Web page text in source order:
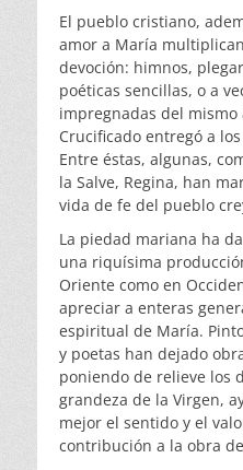
El pueblo cristiano,
amor a María
devoción: himnos,
poéticas sencillas, o a
impregnadas del
Crucificado entregó a
Entre éstas, algunas,
la Salve, Regina, han
vida de fe del pueblo
La piedad mariana ha
una riquísima
Oriente como en
apreciar a enteras
espiritual de María.
y poetas han dejado
poniendo de relieve los
grandeza de la Virgen,
mejor el sentido y el
contribución a la obra